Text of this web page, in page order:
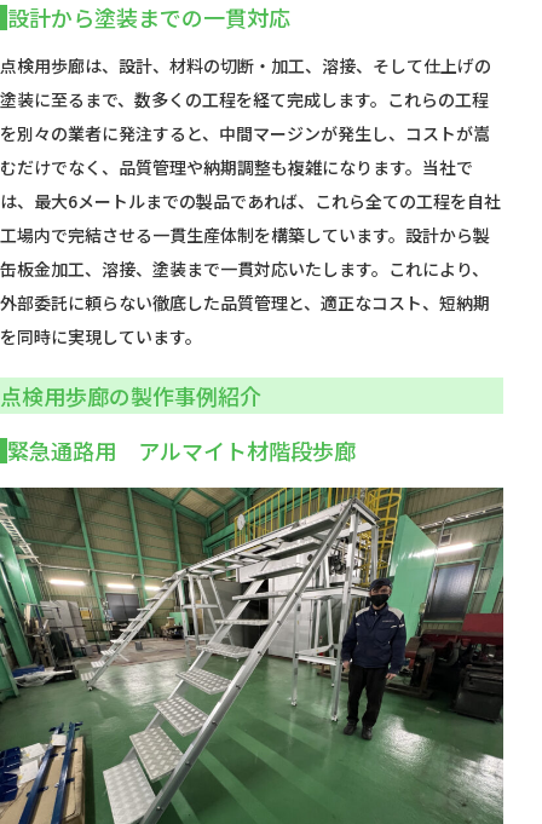
設計から塗装までの一貫対応
点検用歩廊は、設計、材料の切断・加工、溶接、そして仕上げの
塗装に至るまで、数多くの工程を経て完成します。これらの工程
を別々の業者に発注すると、中間マージンが発生し、コストが嵩
むだけでなく、品質管理や納期調整も複雑になります。当社で
は、最大6メートルまでの製品であれば、これら全ての工程を自社
工場内で完結させる一貫生産体制を構築しています。設計から製
缶板金加工、溶接、塗装まで一貫対応いたします。これにより、
外部委託に頼らない徹底した品質管理と、適正なコスト、短納期
を同時に実現しています。
点検用歩廊の製作事例紹介
緊急通路用 アルマイト材階段歩廊